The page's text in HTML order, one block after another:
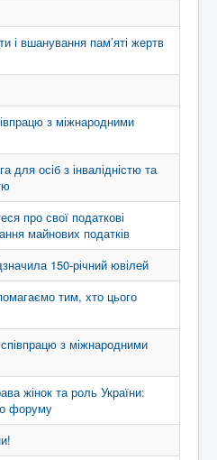
і вшанування пам’яті жертв
з міжнародними
для осіб з інвалідністю та
про свої податкові
майнових податків
150-річний ювілей
тим, хто цього
з міжнародними
жінок та роль України:
форуму